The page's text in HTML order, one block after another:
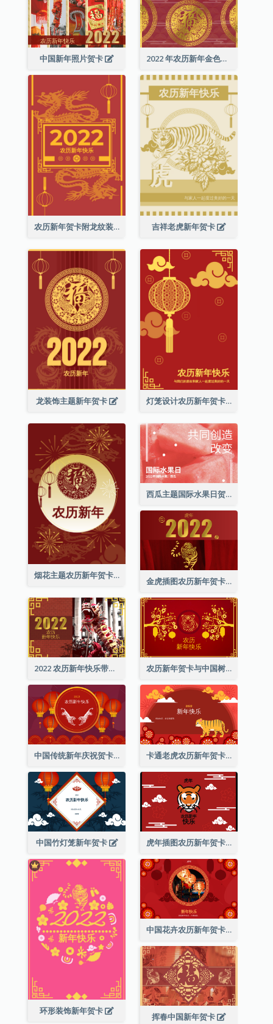
中国新年照片贺卡 2022 年农历新年金色贺卡
农历新年贺卡附龙纹装饰 吉祥老虎新年贺卡
龙装饰主题新年贺卡 灯笼设计农历新年贺卡
烟花主题农历新年贺卡
西瓜主题国际水果日贺卡
金虎插图农历新年贺卡
2022 农历新年快乐带照片贺卡 农历新年贺卡与中国树插图
中国传统新年庆祝贺卡 卡通老虎农历新年贺卡
中国竹灯笼新年贺卡 虎年插图农历新年贺卡
环形装饰新年贺卡
中国花卉农历新年贺卡
挥春中国新年贺卡